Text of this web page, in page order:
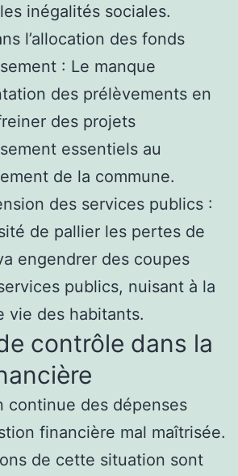
inégalités sociales.
l’allocation des fonds
: Le manque
des prélèvements en
des projets
essentiels au
de la commune.
des services publics :
de pallier les pertes de
engendrer des coupes
publics, nuisant à la
vie des habitants.
contrôle dans la
continue des dépenses
financière mal maîtrisée.
de cette situation sont